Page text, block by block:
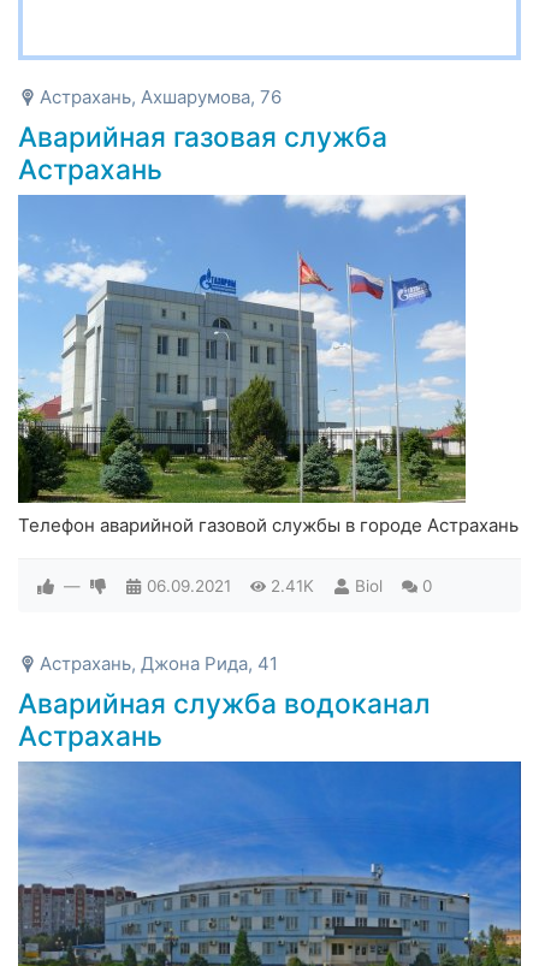
Астрахань, Ахшарумова, 76
Аварийная газовая служба
Астрахань
Телефон аварийной газовой службы в городе Астрахань
— 06.09.2021 2.41K Biol 0
Астрахань, Джона Рида, 41
Аварийная служба водоканал
Астрахань